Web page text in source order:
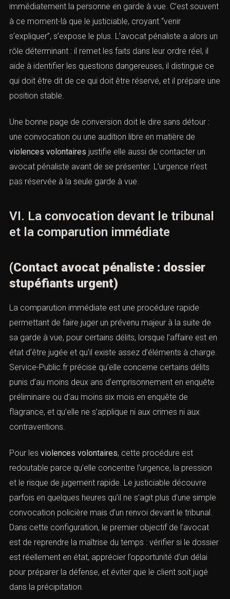
Dans les dossiers deviolences volontaires, l’audition
libre est fréquente lorsque les faits ont été dénoncés
mais que les enquêteurs n’estiment pas nécessaire de
placer immédiatement la personne en garde à vue. C’est
souvent à ce moment-là que le justiciable, croyant “venir
s’expliquer”, s’expose le plus. L’avocat pénaliste a alors
un rôle déterminant : il remet les faits dans leur ordre
distingue ce qui doit être dit de ce qui doit être réservé,
et il prépare une position stable.
Une bonne page de conversion doit le dire sans détour :
une convocation ou une audition libre en matière de
avocat pénaliste avant de se présenter. L’urgence n’est
pas réservée à la seule garde à vue.
VI. La convocation devant le
tribunal et la comparution
immédiate
(Contact avocat pénaliste : dossier
stupéfiants urgent)
Lacomparution immédiateest une procédure rapide
permettant de faire juger un prévenu majeur à la suite de
sa garde à vue, pour certains délits, lorsque l’affaire est
en état d’être jugée et qu’il existe assez d’éléments à
charge. Service-Public.fr précise qu’elle concerne
d’emprisonnement en enquête préliminaire ou d’au
moins six mois en enquête de flagrance, et qu’elle ne
s’applique ni aux crimes ni aux contraventions.
Pour lesviolences volontaires, cette procédure est
redoutable parce qu’elle concentre l’urgence, la pression
et le risque de jugement rapide. Le justiciable découvre
parfois en quelques heures qu’il ne s’agit plus d’une
simple convocation policière mais d’un renvoi devant le
tribunal. Dans cette configuration, le premier objectif de